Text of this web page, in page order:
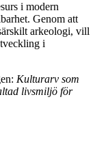
i modern
Genom att
arkeologi, vill
i
Kulturarv som
livsmiljö för